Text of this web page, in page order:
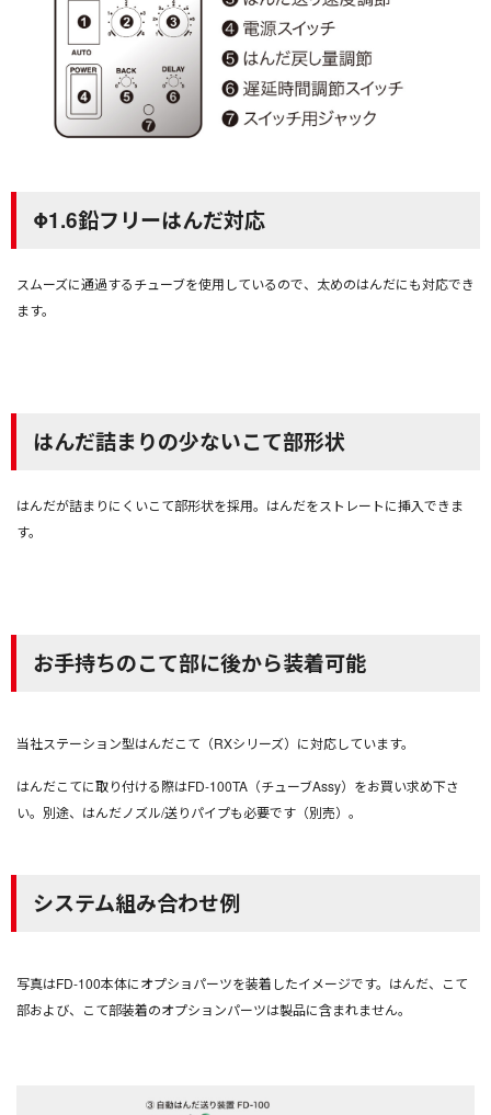
Φ1.6鉛フリーはんだ対応
スムーズに通過するチューブを使用しているので、太めのはんだにも対応でき
ます。
はんだ詰まりの少ないこて部形状
はんだが詰まりにくいこて部形状を採用。はんだをストレートに挿入できま
す。
お手持ちのこて部に後から装着可能
当社ステーション型はんだこて（RXシリーズ）に対応しています。
はんだこてに取り付ける際はFD-100TA（チューブAssy）をお買い求め下さ
い。別途、はんだノズル/送りパイプも必要です（別売）。
システム組み合わせ例
写真はFD-100本体にオプショパーツを装着したイメージです。はんだ、こて
部および、こて部装着のオプションパーツは製品に含まれません。